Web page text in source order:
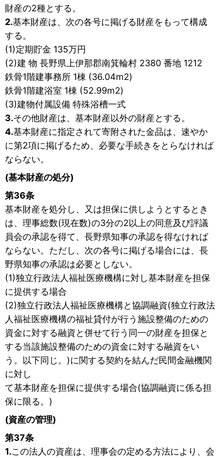
財産の2種とする。
2.基本財産は、次の各号に掲げる財産をもって構成
する。
(1)定期貯金 135万円
(2)建 物 長野県上伊那郡南箕輪村 2380 番地 1212
鉄骨1階建事務所 1棟 (36.04m2)
鉄骨1階建浴室 1棟 (52.99m2)
(3)建物付属設備 特殊浴槽一式
3.その他財産は、基本財産以外の財産とする。
4.基本財産に指定されて寄附された金品は、速やか
に第2項に掲げるため、必要な手続きをとらなければ
ならない。
(基本財産の処分)
第36条
基本財産を処分し、又は担保に供しようとするとき
は、理事総数(現在数)の3分の2以上の同意及び評議
員会の承認を得て、長野県知事の承認を得なければ
ならない。ただし、次の各号に掲げる場合には、長
野県知事の承認は必要としない。
(1)独立行政法人福祉医療機構に対し基本財産を担保
に提供する場合
(2)独立行政法人福祉医療機構と協調融資(独立行政法
人福祉医療機構の福祉貸付が行う施設整備のための
資金に対する融資と併せて行う同一の財産を担保と
する当該施設整備のための資金に対する融資をい
う。以下同じ。)に関する契約を結んだ民間金融機関
に対し
て基本財産を担保に提供する場合(協調融資に係る担
保に限る。)
(資産の管理)
第37条
1.この法人の資産は、理事会の定める方法により、会